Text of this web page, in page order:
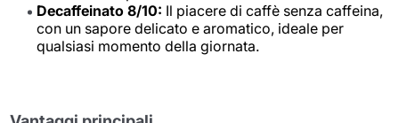
Decaffeinato 8/10: Il piacere di caffè senza caffeina,
con un sapore delicato e aromatico, ideale per
qualsiasi momento della giornata.